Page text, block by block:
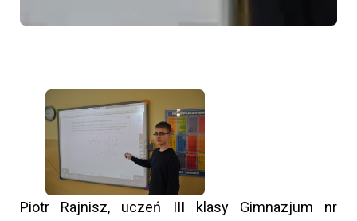
Piotr Rajnisz, uczeń III klasy Gimnazjum nr